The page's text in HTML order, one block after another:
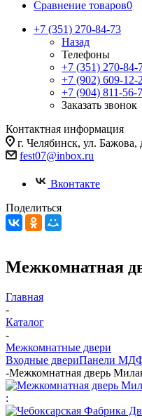
Сравнение товаров0
+7 (351) 270-84-73
Назад
Телефоны
+7 (351) 270-84-
+7 (902) 609-12-
+7 (904) 811-56-
Заказать звонок
Контактная информация
г. Челябинск, ул. Бажова,
fest07@inbox.ru
Вконтакте
Поделиться
Межкомнатная
Главная
-
Каталог
-
Межкомнатные двери
Входные двериПанели
-Межкомнатная дверь
: